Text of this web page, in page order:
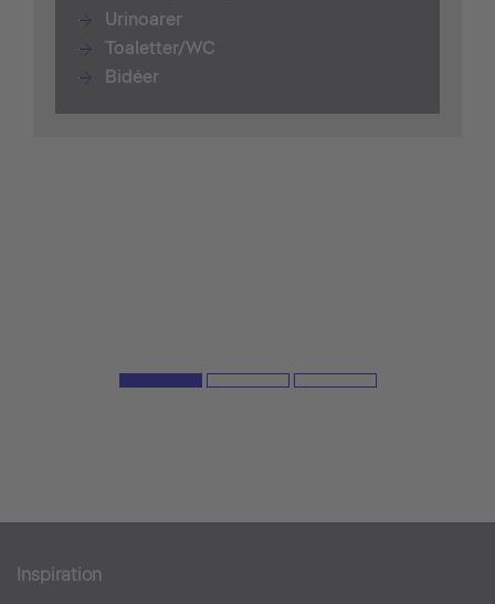
Urinoarer
Toaletter/WC
Bidéer
Inspiration